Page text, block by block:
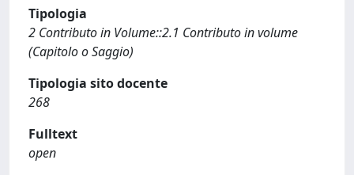
Tipologia
2 Contributo in Volume::2.1 Contributo in volume
(Capitolo o Saggio)
Tipologia sito docente
268
Fulltext
open